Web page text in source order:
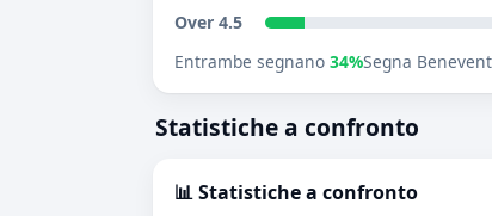
Over 4.5
Entrambe segnano 34%Segna
Statistiche a confronto
📊 Statistiche a confronto